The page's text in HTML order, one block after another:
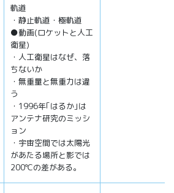
軌道
・静止軌道・極軌道
●動画(ロケットと人工
衛星)
・人工衛星はなぜ、落
ちないか
・無重量と無重力は違
う
・1996年｢はるか｣は
アンテナ研究のミッシ
ョン
・宇宙空間では太陽光
があたる場所と影では
200℃の差がある。